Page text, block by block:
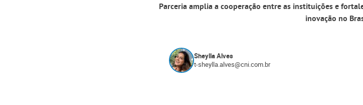
Parceria amplia a cooperação entre as instituições e
inovação no
Sheylla Alves
t-sheylla.alves@cni.com.br